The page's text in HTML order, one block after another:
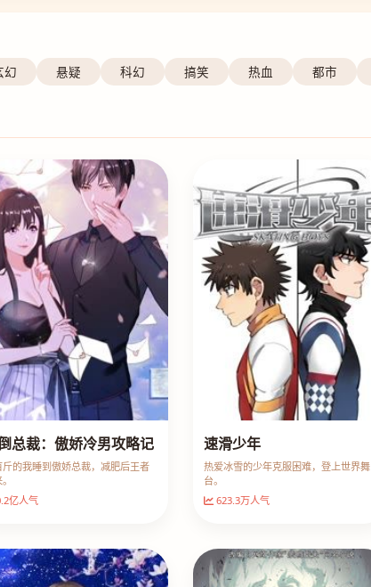
幻 悬疑 科幻 搞笑 热血 都市
总裁：傲娇冷男攻略记
斤的我睡到傲娇总裁，减肥后王者
亿人气
速滑少年
热爱冰雪的少年克服困难，登上世界舞
台。
623.3万人气